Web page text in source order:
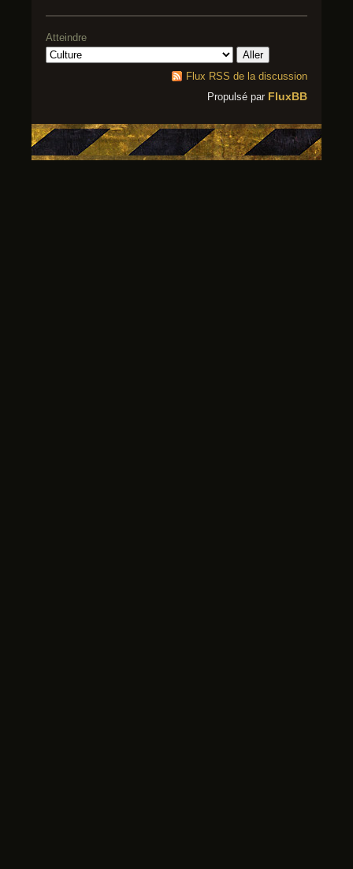
Atteindre
Flux RSS de la discussion
Propulsé par FluxBB